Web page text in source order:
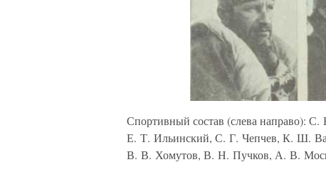
Спортивный состав (слева направо):
Е. Т. Ильинский, С. Г. Чепчев, К. Ш.
В. В. Хомутов, В. Н. Пучков, А. В.